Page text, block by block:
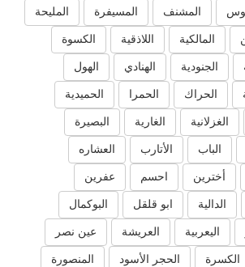
المشنف المسيفرة المليحة
المالكية اللاذقية الكسوة
الجنودية الهنادي الهول
الحراك الحمرا الحميدية
الغزلانية الغارية البصيرة
الباب الأتارب العشاره
أخترين احسم عفرين
الدالية ابو قلقل البوكمال
اليعربية العريشة عين نصر
الكسرة الحجر الأسود المنصورة